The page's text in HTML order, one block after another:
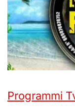
Programmi